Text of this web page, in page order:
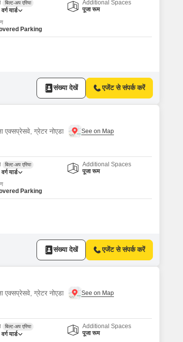
बिल्ट-अप एरिया
वर्ग यार्ड
Additional Spaces
पूजा रूम
Parking
संख्या देखें एजेंट से संपर्क करें
एक्सप्रेसवे, ग्रेटर नोएडा
बिल्ट-अप एरिया
वर्ग यार्ड
Additional Spaces
पूजा रूम
Parking
संख्या देखें एजेंट से संपर्क करें
एक्सप्रेसवे, ग्रेटर नोएडा
बिल्ट-अप एरिया
वर्ग यार्ड
Additional Spaces
पूजा रूम